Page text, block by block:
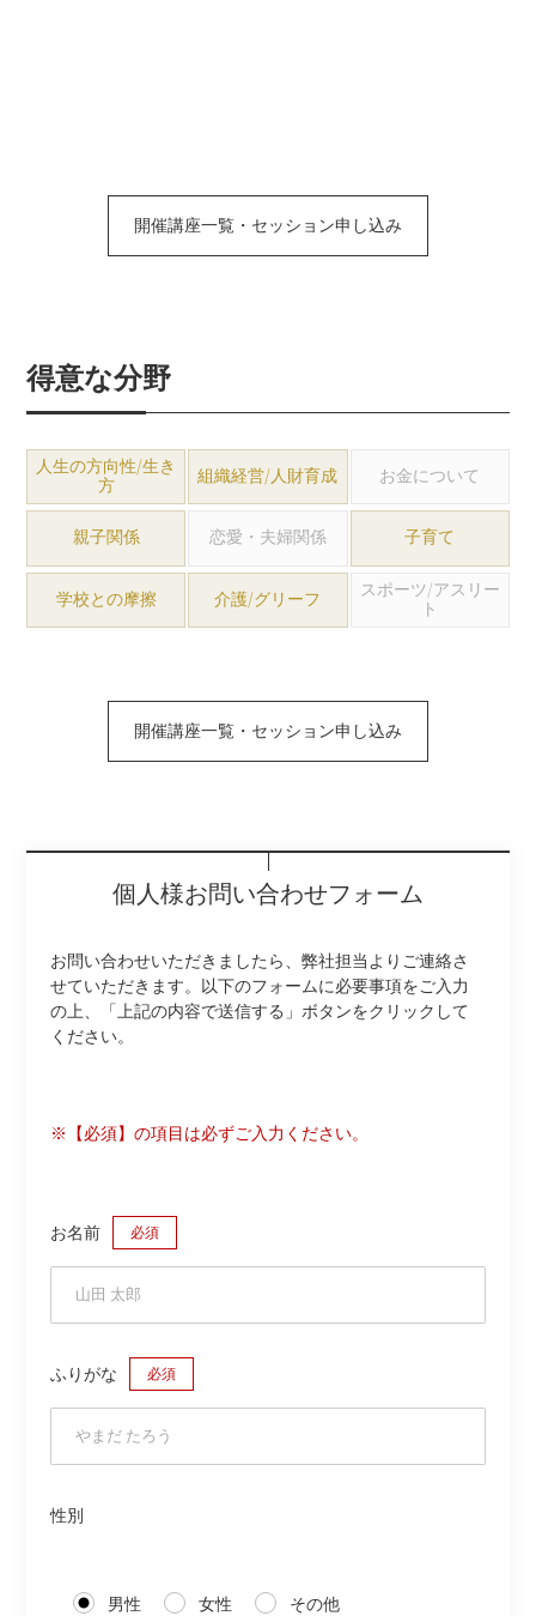
開催講座一覧・セッション申し込み
得意な分野
人生の方向性/生き
方
組織経営/人財育成 お金について
親子関係 恋愛・夫婦関係 子育て
学校との摩擦 介護/グリーフ
スポーツ/アスリー
ト
開催講座一覧・セッション申し込み
個人様お問い合わせフォーム
お問い合わせいただきましたら、弊社担当よりご連絡さ
せていただきます。以下のフォームに必要事項をご入力
の上、「上記の内容で送信する」ボタンをクリックして
ください。
※【必須】の項目は必ずご入力ください。
お名前 必須
ふりがな 必須
性別
男性 女性 その他